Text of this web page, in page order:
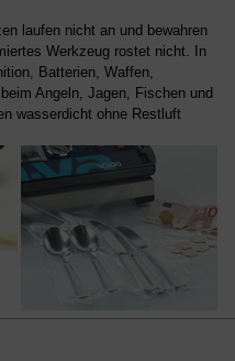
laufen nicht an und bewahren
Werkzeug rostet nicht. In
Batterien, Waffen,
Angeln, Jagen, Fischen und
wasserdicht ohne Restluft